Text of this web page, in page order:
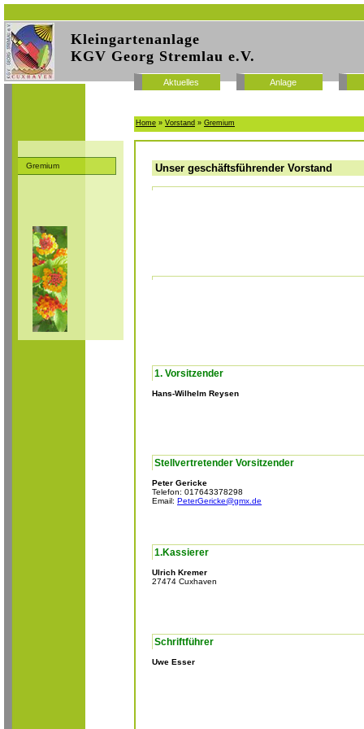
Kleingartenanlage
KGV Georg Stremlau e.V.
Aktuelles Anlage
Gremium
Home » Vorstand » Gremium
Unser geschäftsführender Vorstand
1. Vorsitzender
Hans-Wilhelm Reysen
Stellvertretender Vorsitzender
Peter Gericke
Telefon: 017643378298
Email: PeterGericke@gmx.de
1.Kassierer
Ulrich Kremer
27474 Cuxhaven
Schriftführer
Uwe Esser